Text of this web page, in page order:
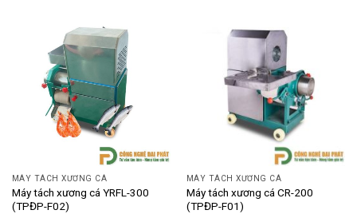
MÁY TÁCH XƯƠNG CÁ
Máy tách xương cá YRFL-300
(TPĐP-F02)
MÁY TÁCH XƯƠNG CÁ
Máy tách xương cá CR-200
(TPĐP-F01)